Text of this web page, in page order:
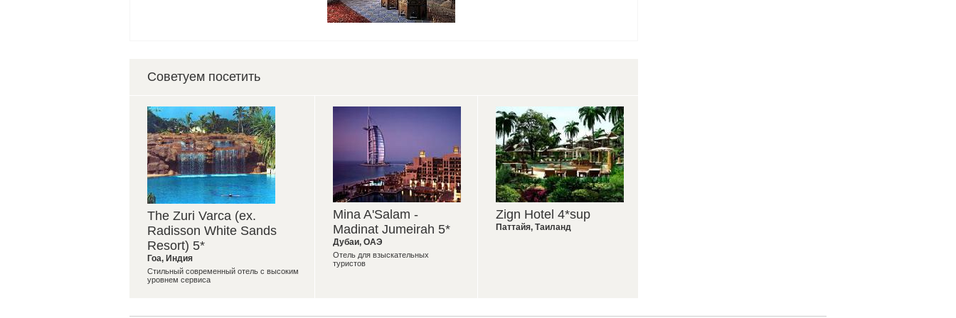
Советуем посетить
The Zuri Varca (ex.
Radisson White Sands
Resort) 5*
Гоа, Индия
Стильный современный отель с высоким
уровнем сервиса
Mina A'Salam -
Madinat Jumeirah 5*
Дубаи, ОАЭ
Отель для взыскательных
туристов
Zign Hotel 4*sup
Паттайя, Таиланд